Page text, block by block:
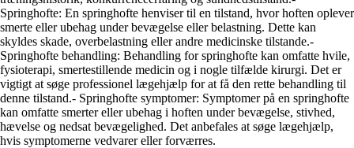
Springhofte: En springhofte henviser til en tilstand, hvor hoften oplever
smerte eller ubehag under bevægelse eller belastning. Dette kan
skyldes skade, overbelastning eller andre medicinske tilstande.-
Springhofte behandling: Behandling for springhofte kan omfatte hvile,
fysioterapi, smertestillende medicin og i nogle tilfælde kirurgi. Det er
vigtigt at søge professionel lægehjælp for at få den rette behandling til
denne tilstand.- Springhofte symptomer: Symptomer på en springhofte
kan omfatte smerter eller ubehag i hoften under bevægelse, stivhed,
hævelse og nedsat bevægelighed. Det anbefales at søge lægehjælp,
hvis symptomerne vedvarer eller forværres.